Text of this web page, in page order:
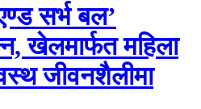
सर्भ बल’
खेलमार्फत महिला
जीवनशैलीमा